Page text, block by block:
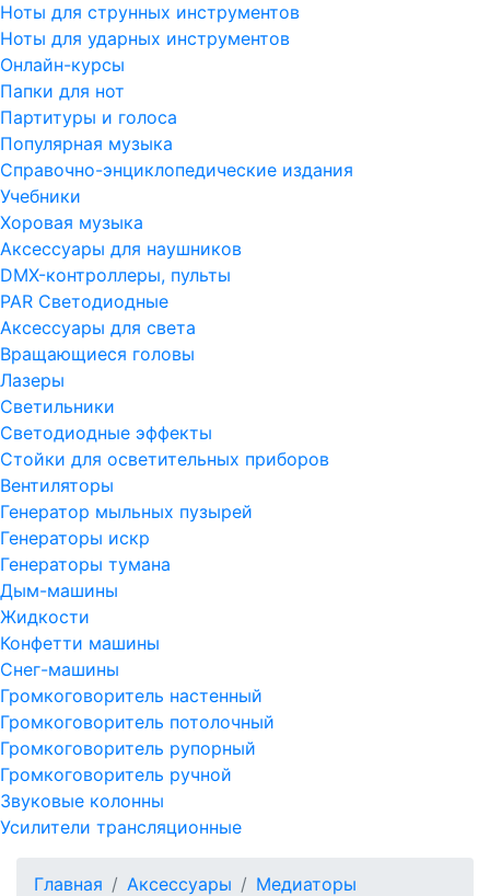
Ноты для струнных инструментов
Ноты для ударных инструментов
Онлайн-курсы
Папки для нот
Партитуры и голоса
Популярная музыка
Справочно-энциклопедические издания
Учебники
Хоровая музыка
Аксессуары для наушников
DMX-контроллеры, пульты
PAR Светодиодные
Аксессуары для света
Вращающиеся головы
Лазеры
Светильники
Светодиодные эффекты
Стойки для осветительных приборов
Вентиляторы
Генератор мыльных пузырей
Генераторы искр
Генераторы тумана
Дым-машины
Жидкости
Конфетти машины
Снег-машины
Громкоговоритель настенный
Громкоговоритель потолочный
Громкоговоритель рупорный
Громкоговоритель ручной
Звуковые колонны
Усилители трансляционные
Главная Аксессуары Медиаторы